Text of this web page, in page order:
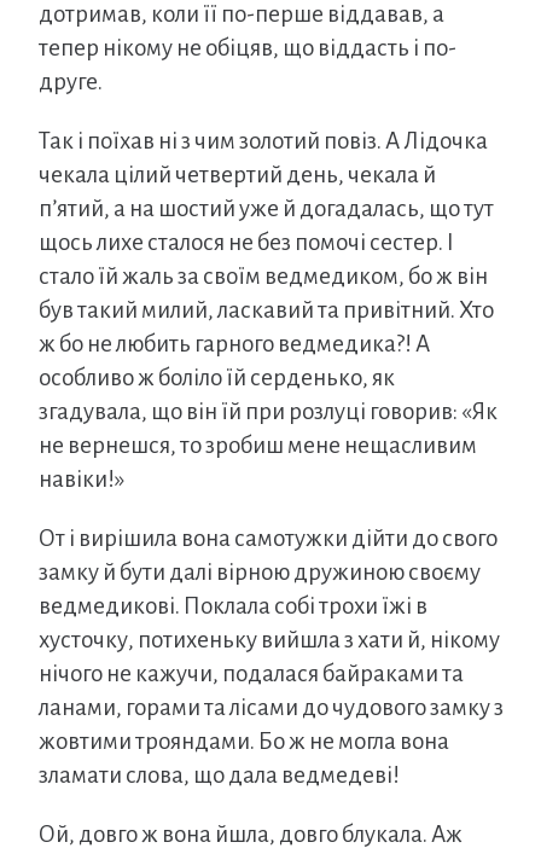
дотримав, коли її по-перше віддавав, а
тепер нікому не обіцяв, що віддасть і по-
друге.
Так і поїхав ні з чим золотий повіз. А Лідочка
чекала цілий четвертий день, чекала й
п’ятий, а на шостий уже й догадалась, що тут
щось лихе сталося не без помочі сестер. І
стало їй жаль за своїм ведмедиком, бо ж він
був такий милий, ласкавий та привітний. Хто
ж бо не любить гарного ведмедика?! А
особливо ж боліло їй серденько, як
згадувала, що він їй при розлуці говорив: «Як
не вернешся, то зробиш мене нещасливим
навіки!»
От і вирішила вона самотужки дійти до свого
замку й бути далі вірною дружиною своєму
ведмедикові. Поклала собі трохи їжі в
хусточку, потихеньку вийшла з хати й, нікому
нічого не кажучи, подалася байраками та
ланами, горами та лісами до чудового замку з
жовтими трояндами. Бо ж не могла вона
зламати слова, що дала ведмедеві!
Ой, довго ж вона йшла, довго блукала. Аж